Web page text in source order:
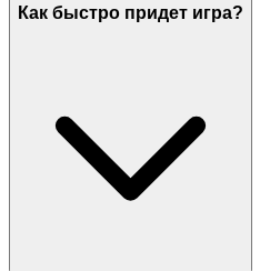
Как быстро придет игра?